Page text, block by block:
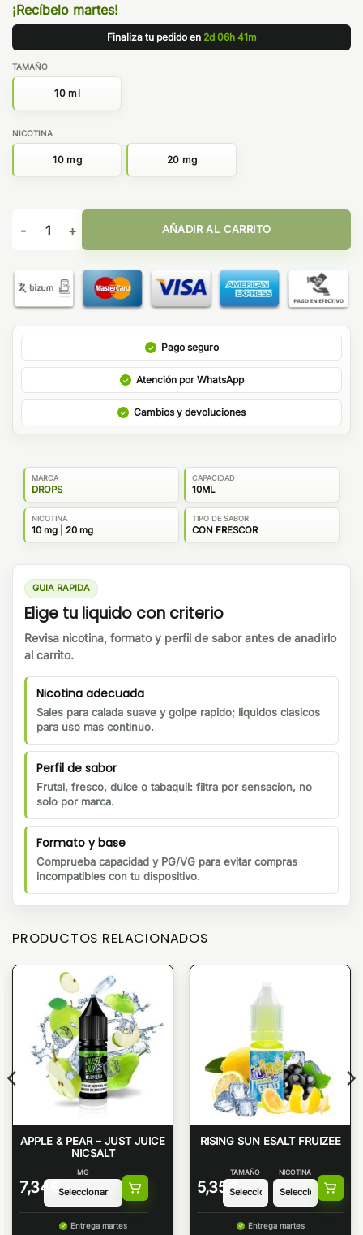
¡Recíbelo martes!
Finaliza tu pedido en 2d 06h 41m
TAMAÑO
10 ml
NICOTINA
10 mg 20 mg
Creamy Banana 10ml - Drops Sales cantidad
AÑADIR AL CARRITO
Pago seguro
Atención por WhatsApp
Cambios y devoluciones
MARCA
DROPS
CAPACIDAD
10ML
NICOTINA
10 mg | 20 mg
TIPO DE SABOR
CON FRESCOR
GUIA RAPIDA
Elige tu liquido con criterio
Revisa nicotina, formato y perfil de sabor antes de anadirlo
al carrito.
Nicotina adecuada
Sales para calada suave y golpe rapido; liquidos clasicos
para uso mas continuo.
Perfil de sabor
Frutal, fresco, dulce o tabaquil: filtra por sensacion, no
solo por marca.
Formato y base
Comprueba capacidad y PG/VG para evitar compras
incompatibles con tu dispositivo.
PRODUCTOS RELACIONADOS
APPLE & PEAR – JUST JUICE
NICSALT
7,34 €
MG
Entrega martes
RISING SUN ESALT FRUIZEE
5,35 €
TAMAÑO NICOTINA
Entrega martes